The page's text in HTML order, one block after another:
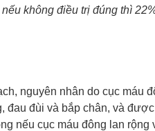
không điều trị đúng thì
nguyên nhân do cục máu
đùi và bắp chân, và
nếu cục máu đông lan